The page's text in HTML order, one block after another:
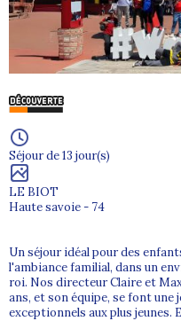
Séjour de 13 jour(s)
LE BIOT
Haute savoie - 74
Un séjour idéal pour des
l'ambiance familial, dans un
roi. Nos directeur Claire et
ans, et son équipe, se font une
exceptionnels aux plus